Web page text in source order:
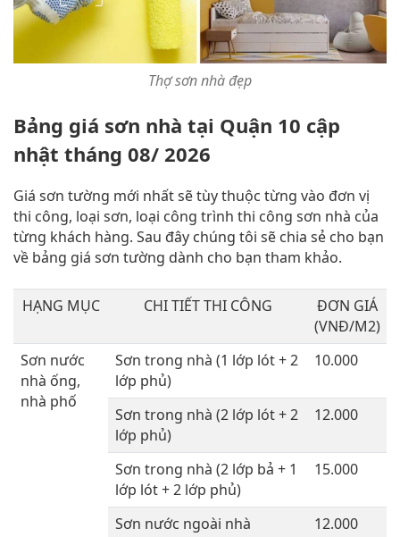
Thợ sơn nhà đẹp
Bảng giá sơn nhà tại Quận 10 cập
nhật tháng 08/ 2026
Giá sơn tường mới nhất sẽ tùy thuộc từng vào đơn vị
thi công, loại sơn, loại công trình thi công sơn nhà của
từng khách hàng. Sau đây chúng tôi sẽ chia sẻ cho bạn
về bảng giá sơn tường dành cho bạn tham khảo.
HẠNG MỤC CHI TIẾT THI CÔNG
ĐƠN GIÁ
(VNĐ/M2)
Sơn nước
nhà ống,
nhà phố
Sơn trong nhà (1 lớp lót + 2
lớp phủ)
10.000
Sơn trong nhà (2 lớp lót + 2
lớp phủ)
12.000
Sơn trong nhà (2 lớp bả + 1
lớp lót + 2 lớp phủ)
15.000
Sơn nước ngoài nhà
12.000